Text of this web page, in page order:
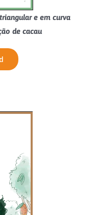
e em curva
de cacau